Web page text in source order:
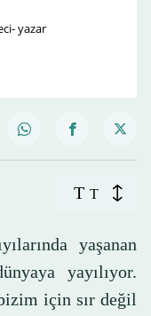
yazar
T T
yaşanan
yayılıyor.
için sır değil